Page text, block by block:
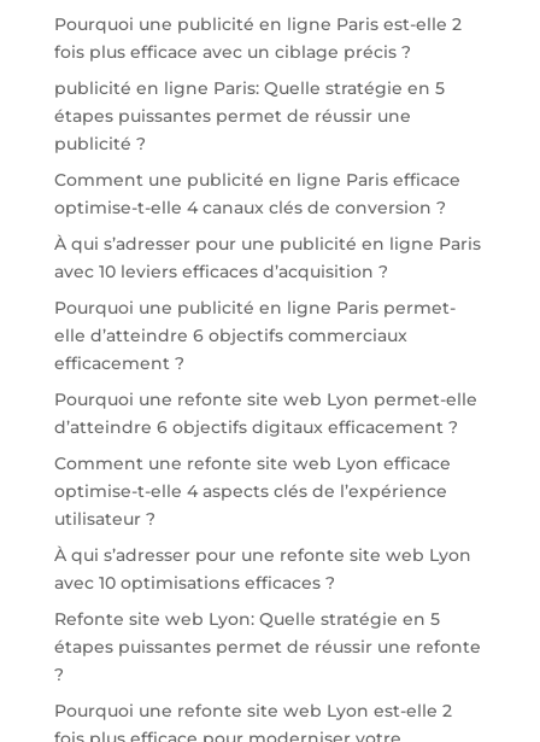
Pourquoi une publicité en ligne Paris est-elle 2
fois plus efficace avec un ciblage précis ?
publicité en ligne Paris: Quelle stratégie en 5
étapes puissantes permet de réussir une
publicité ?
Comment une publicité en ligne Paris efficace
optimise-t-elle 4 canaux clés de conversion ?
À qui s’adresser pour une publicité en ligne Paris
avec 10 leviers efficaces d’acquisition ?
Pourquoi une publicité en ligne Paris permet-
elle d’atteindre 6 objectifs commerciaux
efficacement ?
Pourquoi une refonte site web Lyon permet-elle
d’atteindre 6 objectifs digitaux efficacement ?
Comment une refonte site web Lyon efficace
optimise-t-elle 4 aspects clés de l’expérience
utilisateur ?
À qui s’adresser pour une refonte site web Lyon
avec 10 optimisations efficaces ?
Refonte site web Lyon: Quelle stratégie en 5
étapes puissantes permet de réussir une refonte
?
Pourquoi une refonte site web Lyon est-elle 2